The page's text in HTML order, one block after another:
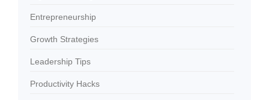
Entrepreneurship
Growth Strategies
Leadership Tips
Productivity Hacks